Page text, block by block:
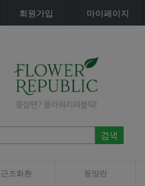
회원가입 마이페이지
근조화환 동양란